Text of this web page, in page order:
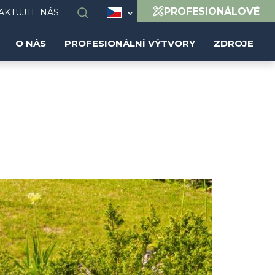
NÁS Search PROFESIONÁLOVÉ
O NÁS PROFESIONÁLNÍ VÝTVORY ZDROJE